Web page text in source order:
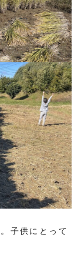
子供にとって